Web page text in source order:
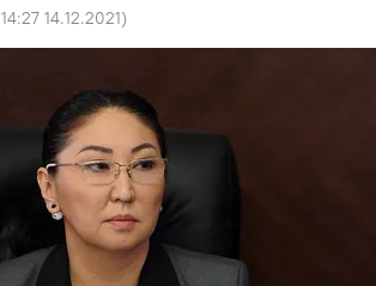
14:27 14.12.2021)